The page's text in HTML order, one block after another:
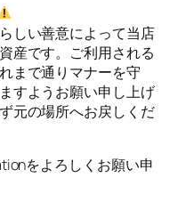
しい善意によって当店
産です。ご利用される
まで通りマナーを守
すようお願い申し上げ
元の場所へお戻しくだ
をよろしくお願い申